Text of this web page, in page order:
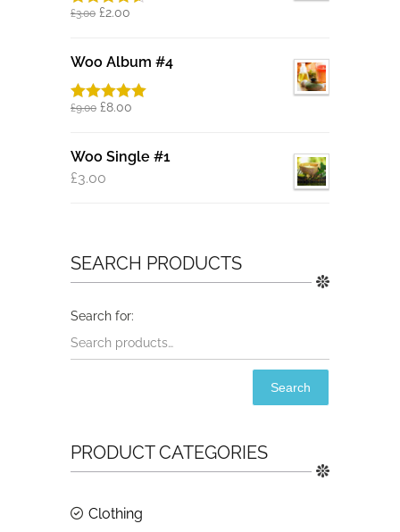
Rated4.50
£3.00 £2.00
Woo Album #4
Rated5.00
£9.00 £8.00
Woo Single #1
£3.00
SEARCH PRODUCTS
Search
PRODUCT CATEGORIES
Clothing